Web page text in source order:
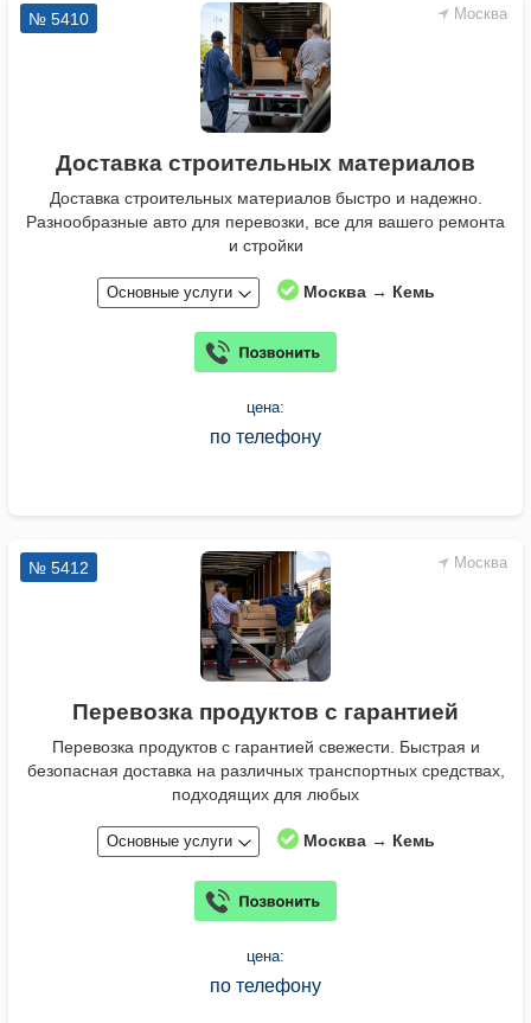
Москва
№ 5410
Доставка строительных материалов
Доставка строительных материалов быстро и надежно.
Разнообразные авто для перевозки, все для вашего ремонта
и стройки
Основные услуги Москва → Кемь
цена:
по телефону
Москва
№ 5412
Перевозка продуктов с гарантией
Перевозка продуктов с гарантией свежести. Быстрая и
безопасная доставка на различных транспортных средствах,
подходящих для любых
Основные услуги Москва → Кемь
цена:
по телефону